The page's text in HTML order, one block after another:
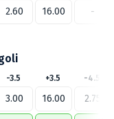
2.60 16.00 -
-3.5 +3.5 -4.5
3.00 16.00 2.75